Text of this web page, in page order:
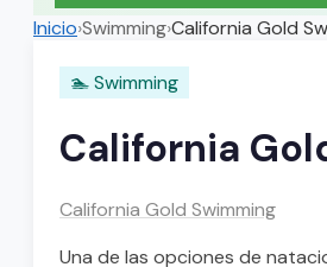
Inicio›Swimming›California Gold
🏊Swimming
California
California Gold Swimming
Una de las opciones de